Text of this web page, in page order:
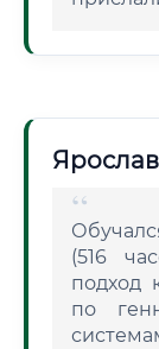
(516
подход
по